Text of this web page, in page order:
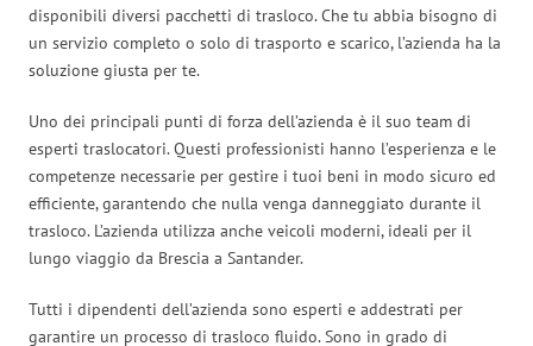
disponibili diversi pacchetti di trasloco. Che tu abbia bisogno di
un servizio completo o solo di trasporto e scarico, l’azienda ha la
soluzione giusta per te.
Uno dei principali punti di forza dell’azienda è il suo team di
esperti traslocatori. Questi professionisti hanno l’esperienza e le
competenze necessarie per gestire i tuoi beni in modo sicuro ed
efficiente, garantendo che nulla venga danneggiato durante il
trasloco. L’azienda utilizza anche veicoli moderni, ideali per il
lungo viaggio da Brescia a Santander.
Tutti i dipendenti dell’azienda sono esperti e addestrati per
garantire un processo di trasloco fluido. Sono in grado di